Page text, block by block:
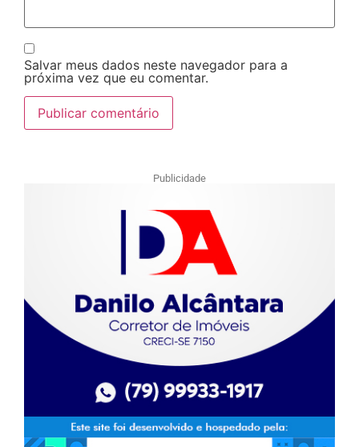
Salvar meus dados neste navegador para a
próxima vez que eu comentar.
Publicidade